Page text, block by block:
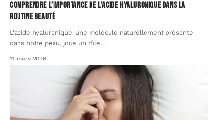
Comprendre l’importance de l’acide hyaluronique dans la
routine beauté
L'acide hyaluronique, une molécule naturellement présente
dans notre peau, joue un rôle…
11 mars 2026